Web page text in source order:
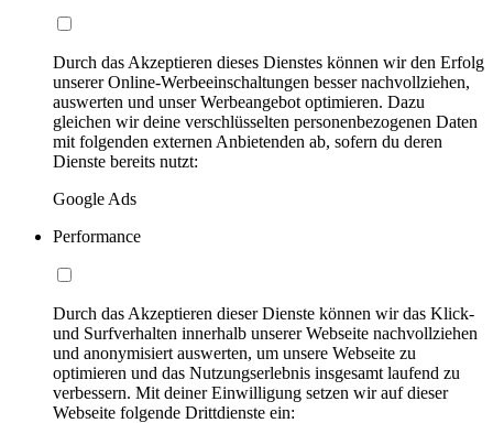
Durch das Akzeptieren dieses Dienstes können wir den Erfolg
unserer Online-Werbeeinschaltungen besser nachvollziehen,
auswerten und unser Werbeangebot optimieren. Dazu
gleichen wir deine verschlüsselten personenbezogenen Daten
mit folgenden externen Anbietenden ab, sofern du deren
Dienste bereits nutzt:
Google Ads
Performance
Durch das Akzeptieren dieser Dienste können wir das Klick-
und Surfverhalten innerhalb unserer Webseite nachvollziehen
und anonymisiert auswerten, um unsere Webseite zu
optimieren und das Nutzungserlebnis insgesamt laufend zu
verbessern. Mit deiner Einwilligung setzen wir auf dieser
Webseite folgende Drittdienste ein: